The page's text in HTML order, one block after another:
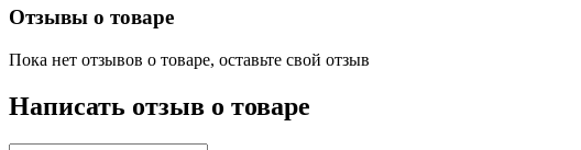
Отзывы о товаре
Пока нет отзывов о товаре, оставьте свой отзыв
Написать отзыв о товаре